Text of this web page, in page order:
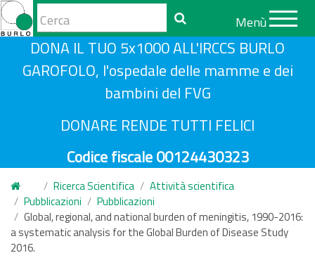
Form
di
ricerca
Cerca
DONA IL TUO 5x1000 ALL'IRCCS BURLO
GAROFOLO, l'ospedale delle mamme e dei
bambini del FVG
DONARE RENDE TUTTI FELICI
Codice fiscale 00124430323
Menù
Ricerca Scientifica
Attività scientifica
Pubblicazioni
Pubblicazioni
Global, regional, and national burden of meningitis, 1990-2016:
a systematic analysis for the Global Burden of Disease Study
2016.